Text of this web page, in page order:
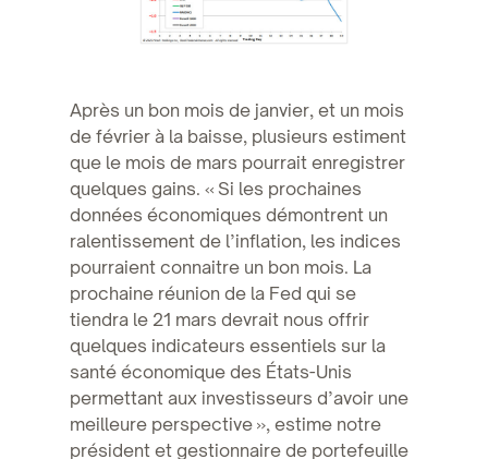
Après un bon mois de janvier, et un mois
de février à la baisse, plusieurs estiment
que le mois de mars pourrait enregistrer
quelques gains. « Si les prochaines
données économiques démontrent un
ralentissement de l’inflation, les indices
pourraient connaitre un bon mois. La
prochaine réunion de la Fed qui se
tiendra le 21 mars devrait nous offrir
quelques indicateurs essentiels sur la
santé économique des États-Unis
permettant aux investisseurs d’avoir une
meilleure perspective », estime notre
président et gestionnaire de portefeuille